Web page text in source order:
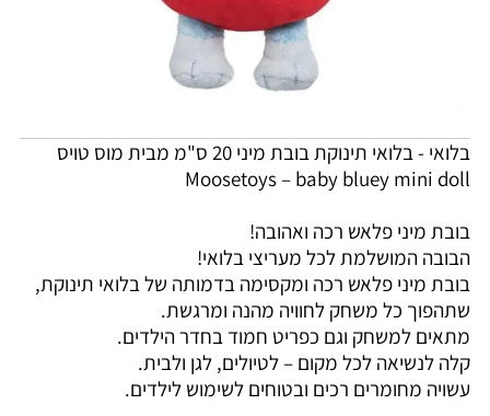
בלואי - בלואי תינוקת בובת מיני 20 ס"מ מבית מוס טויס
Moosetoys – baby bluey mini doll
בובת מיני פלאש רכה ואהובה!
הבובה המושלמת לכל מעריצי בלואי!
בובת מיני פלאש רכה ומקסימה בדמותה של בלואי תינוקת,
שתהפוך כל משחק לחוויה מהנה ומרגשת.
מתאים למשחק וגם כפריט חמוד בחדר הילדים.
קלה לנשיאה לכל מקום – לטיולים, לגן ולבית.
עשויה מחומרים רכים ובטוחים לשימוש לילדים.